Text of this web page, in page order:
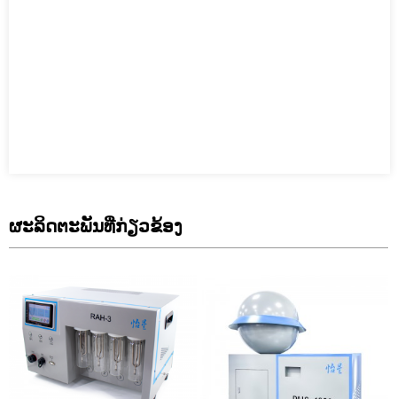
ຜະ​ລິດ​ຕະ​ພັນ​ທີ່​ກ່ຽວ​ຂ້ອງ